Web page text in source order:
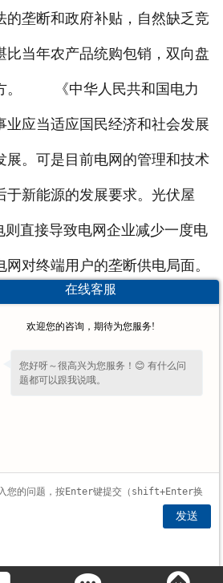
的垄断和政府补贴，自然缺乏竞
比当年农产品统购包销，双向盘
。 《中华人民共和国电力
业应当适应国民经济和社会发展
展。可是目前电网的管理和技术
于新能源的发展要求。光伏屋
则直接导致电网企业减少一度电
对终端用户的垄断供电局面。
密度低和间歇性不稳定，会增加
网为了维护自身垄断利益，不
让光伏电站空晒太阳。难道电
家人民的利益之上吗?
新乡市龙江可再生能源技术设
上一条：美国2013年度将加大能源效率和可再生能源投入
在线客服
欢迎您的咨询，期待为您服务!
您好呀～很高兴为您服务！😊 有什么问
题都可以跟我说哦。
发送